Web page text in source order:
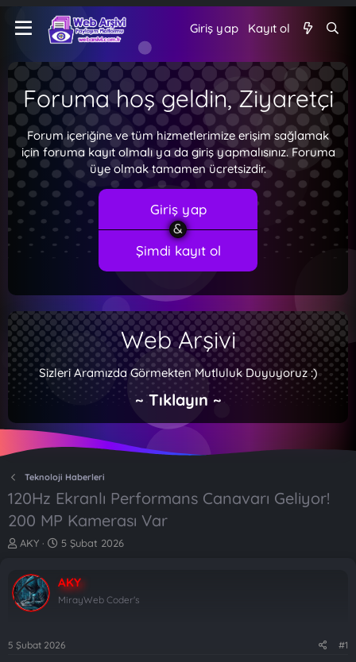
Giriş yap Kayıt ol
Foruma hoş geldin, Ziyaretçi
Forum içeriğine ve tüm hizmetlerimize erişim sağlamak
için foruma kayıt olmalı ya da giriş yapmalısınız. Foruma
üye olmak tamamen ücretsizdir.
Giriş yap
Şimdi kayıt ol
Web Arşivi
Sizleri Aramızda Görmekten Mutluluk Duyuyoruz :)
~ Tıklayın ~
Teknoloji Haberleri
120Hz Ekranlı Performans Canavarı Geliyor!
200 MP Kamerası Var
K
b
u
y
b
AKY
B
l
a
ı
5 Şubat 2026
AKY
MirayWeb Coder's
5 Şubat 2026 #1